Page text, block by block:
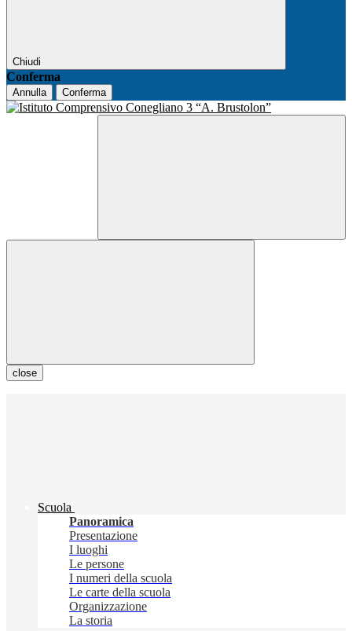
Chiudi
Conferma
Annulla Conferma
close
Scuola
Panoramica
Presentazione
I luoghi
Le persone
I numeri della scuola
Le carte della scuola
Organizzazione
La storia